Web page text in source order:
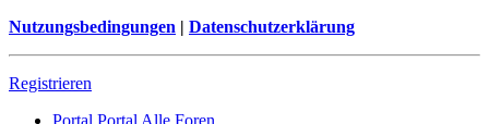
Nutzungsbedingungen | Datenschutzerklärung
Registrieren
Portal Portal Alle Foren